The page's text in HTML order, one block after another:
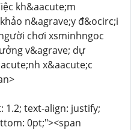
kh&aacute;m
n&agrave;y đ&ocirc;i
chơi xsminhngoc
v&agrave; dự
x&aacute;c
text-align: justify;
0pt;"><span